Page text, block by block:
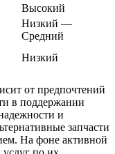
Высокий
Низкий —
Средний
Низкий
от предпочтений
в поддержании
и
запчасти
На фоне активной